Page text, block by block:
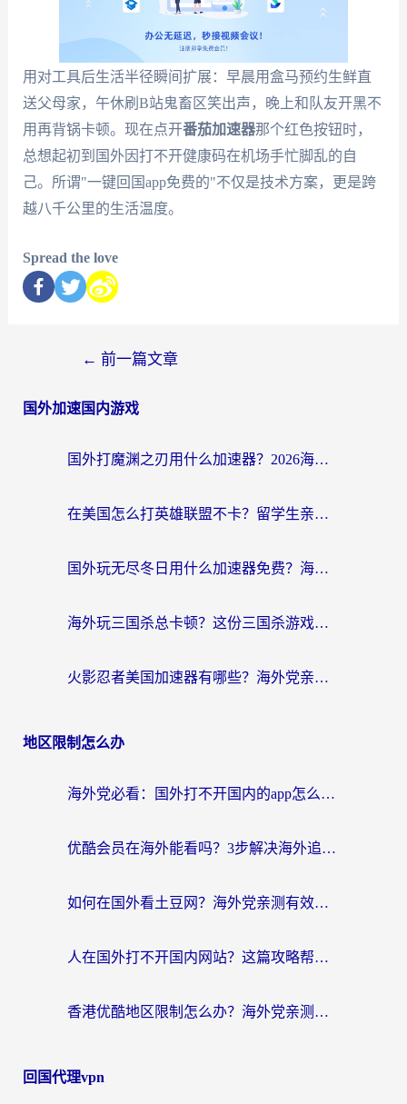
用对工具后生活半径瞬间扩展：早晨用盒马预约生鲜直
送父母家，午休刷B站鬼畜区笑出声，晚上和队友开黑不
用再背锅卡顿。现在点开番茄加速器那个红色按钮时，
总想起初到国外因打不开健康码在机场手忙脚乱的自
己。所谓"一键回国app免费的"不仅是技术方案，更是跨
越八千公里的生活温度。
Spread the love
← 前一篇文章
国外加速国内游戏
国外打魔渊之刃用什么加速器？2026海外玩家国服游戏加速全攻略（附闪耀暖暖&复苏的魔女避坑指南）
在美国怎么打英雄联盟不卡？留学生亲测的国服游戏加速全攻略
国外玩无尽冬日用什么加速器免费？海外党国服游戏加速避坑指南
海外玩三国杀总卡顿？这份三国杀游戏加速器指南帮你告别延迟烦恼
火影忍者美国加速器有哪些？海外党亲测的国服游戏加速全攻略（含菲律宾玩三国之刃守望黎明技巧）
地区限制怎么办
海外党必看：国外打不开国内的app怎么办？3步解决你的乡愁
优酷会员在海外能看吗？3步解决海外追剧难题，附实测好用加速器推荐
如何在国外看土豆网？海外党亲测有效的追剧加速器选择指南
人在国外打不开国内网站？这篇攻略帮你无缝解锁国内资源（附交管12123使用技巧）
香港优酷地区限制怎么办？海外党亲测有效的追剧解决方案
回国代理vpn